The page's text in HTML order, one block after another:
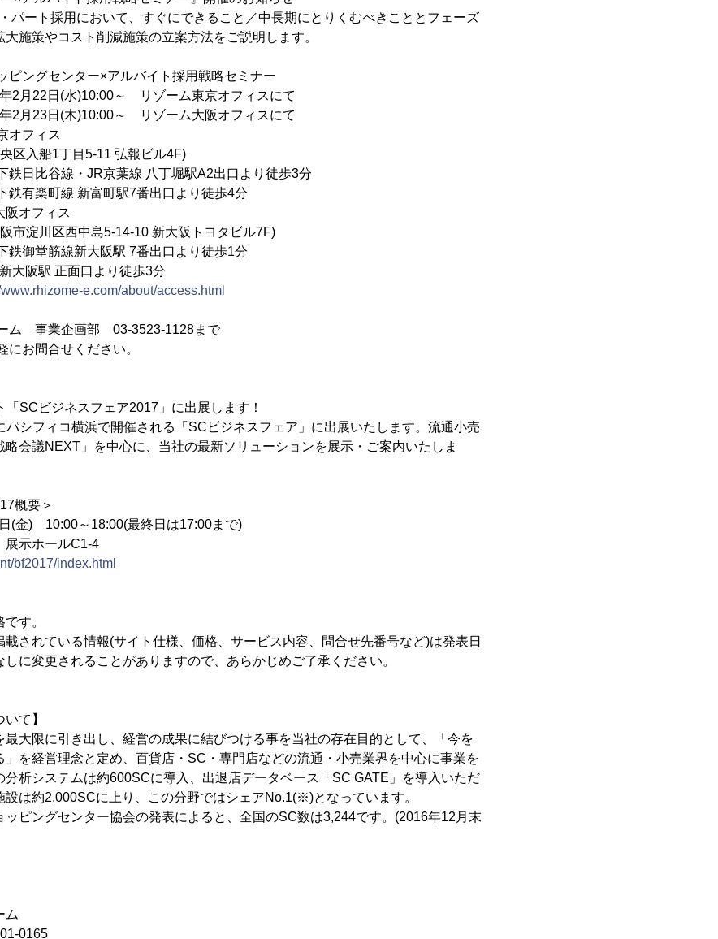
パート採用において、すぐにできること／中長期にとりくむべきこととフェーズ
施策やコスト削減施策の立案方法をご説明します。
グセンター×アルバイト採用戦略セミナー
2月22日(水)10:00～ リゾーム東京オフィスにて
)10:00～ リゾーム大阪オフィスにて
フィス
目5-11 弘報ビル4F)
JR京葉線 八丁堀駅A2出口より徒歩3分
富町駅7番出口より徒歩4分
ィス
島5-14-10 新大阪トヨタビル7F)
大阪駅 7番出口より徒歩1分
面口より徒歩3分
www.rhizome-e.com/about/access.html
事業企画部 03-3523-1128まで
せください。
SCビジネスフェア2017」に出展します！
パシフィコ横浜で開催される「SCビジネスフェア」に出展いたします。流通小売
会議NEXT」を中心に、当社の最新ソリューションを展示・ご案内いたしま
概要＞
(金) 10:00～18:00(最終日は17:00まで)
示ホールC1-4
bf2017/index.html
す。
されている情報(サイト仕様、価格、サービス内容、問合せ先番号など)は発表日
に変更されることがありますので、あらかじめご了承ください。
て】
最大限に引き出し、経営の成果に結びつける事を当社の存在目的として、「今を
」を経営理念と定め、百貨店・SC・専門店などの流通・小売業界を中心に事業を
分析システムは約600SCに導入、出退店データベース「SC GATE」を導入いただ
設は約2,000SCに上り、この分野ではシェアNo.1(※)となっています。
ピングセンター協会の発表によると、全国のSC数は3,244です。(2016年12月末
ム
0165